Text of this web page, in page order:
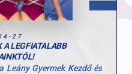
az eredményekhez
27
A LEGFIATALABB
Leány Gyermek Kezdő és